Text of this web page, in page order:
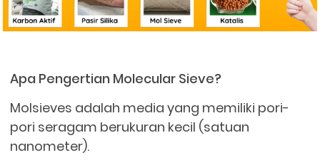
Apa Pengertian Molecular Sieve?
Molsieves adalah media yang memiliki pori-
pori seragam berukuran kecil (satuan
nanometer).